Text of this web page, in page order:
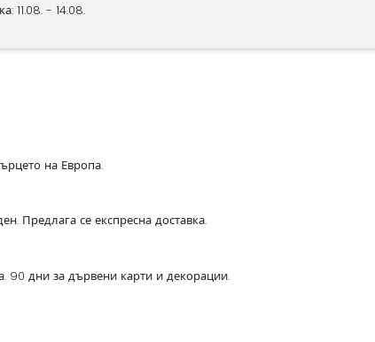
11.08. - 14.08.
на Европа.
Предлага се експресна доставка.
90 дни за дървени карти и декорации.